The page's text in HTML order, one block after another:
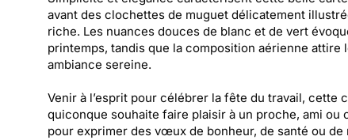
avant des clochettes de muguet délicatement
riche. Les nuances douces de blanc et de vert
printemps, tandis que la composition aérienne attire
ambiance sereine.
Venir à l’esprit pour célébrer la fête du travail, cette
quiconque souhaite faire plaisir à un proche, ami ou
pour exprimer des vœux de bonheur, de santé ou de